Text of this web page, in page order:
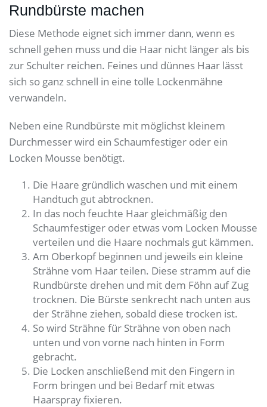
Rundbürste machen
Diese Methode eignet sich immer dann, wenn es
schnell gehen muss und die Haar nicht länger als bis
zur Schulter reichen. Feines und dünnes Haar lässt
sich so ganz schnell in eine tolle Lockenmähne
verwandeln.
Neben eine Rundbürste mit möglichst kleinem
Durchmesser wird ein Schaumfestiger oder ein
Locken Mousse benötigt.
Die Haare gründlich waschen und mit einem
Handtuch gut abtrocknen.
In das noch feuchte Haar gleichmäßig den
Schaumfestiger oder etwas vom Locken Mousse
verteilen und die Haare nochmals gut kämmen.
Am Oberkopf beginnen und jeweils ein kleine
Strähne vom Haar teilen. Diese stramm auf die
Rundbürste drehen und mit dem Föhn auf Zug
trocknen. Die Bürste senkrecht nach unten aus
der Strähne ziehen, sobald diese trocken ist.
So wird Strähne für Strähne von oben nach
unten und von vorne nach hinten in Form
gebracht.
Die Locken anschließend mit den Fingern in
Form bringen und bei Bedarf mit etwas
Haarspray fixieren.